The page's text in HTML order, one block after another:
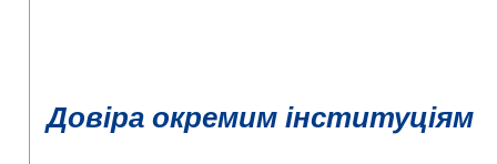
Довіра окремим інституціям